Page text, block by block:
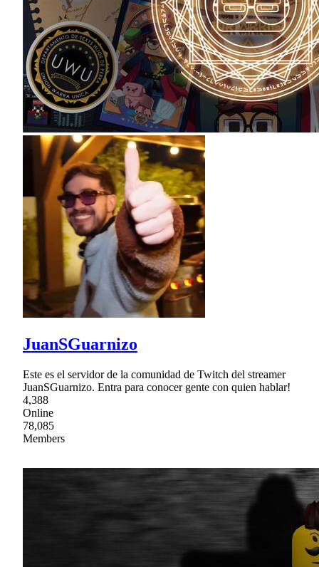
JuanSGuarnizo
Este es el servidor de la comunidad de Twitch del streamer
JuanSGuarnizo. Entra para conocer gente con quien hablar!
4,388
Online
78,085
Members